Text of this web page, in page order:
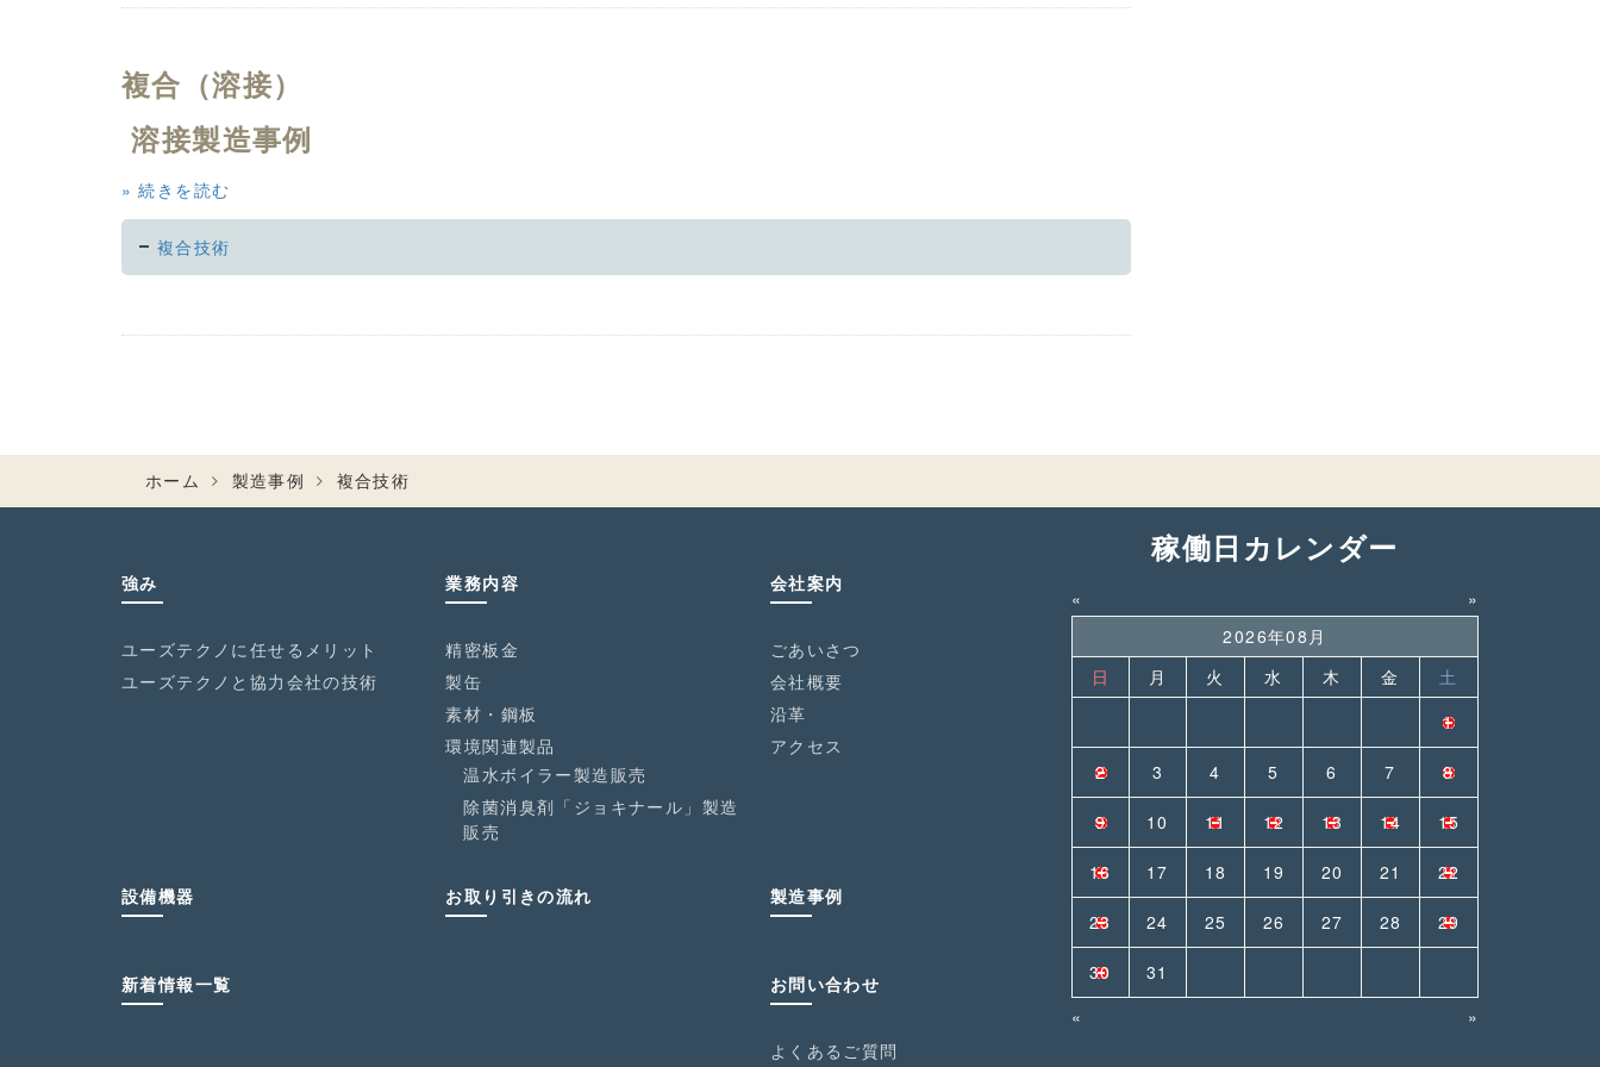
複合（溶接）
溶接製造事例
続きを読む
複合技術
ホーム 製造事例 複合技術
強み
ユーズテクノに任せるメリット
ユーズテクノと協力会社の技術
業務内容
精密板金
製缶
素材・鋼板
環境関連製品
温水ボイラー製造販売
除菌消臭剤「ジョキナール」製造
販売
会社案内
ごあいさつ
会社概要
沿革
アクセス
設備機器 お取り引きの流れ 製造事例
新着情報一覧 お問い合わせ
よくあるご質問
稼働日カレンダー
«
»
2026年08月
日
月 火 水 木 金
土
1
2 3 4 5 6 7 8
9 10 11 12 13 14 15
16 17 18 19 20 21 22
23 24 25 26 27 28 29
30
31
«
»